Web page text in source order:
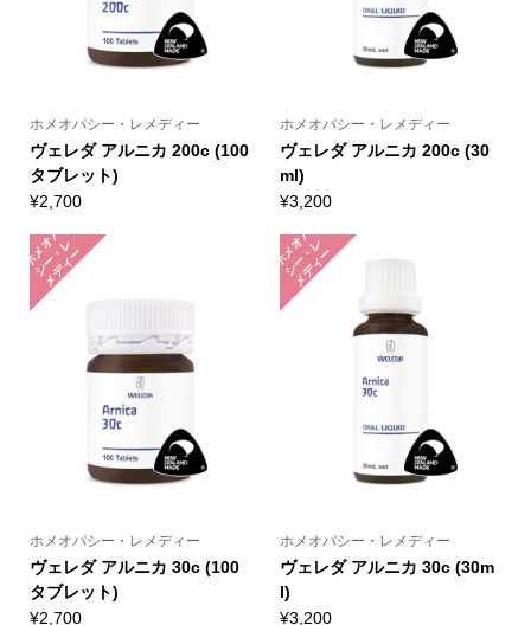
ホメオパシー・レメディー
ヴェレダ アルニカ 200c (100
タブレット)
¥2,700
ホメオパシー・レメディー
ヴェレダ アルニカ 200c (30
ml)
¥3,200
ホ
メ
オ
パ
シ
ー
・
レ
メ
デ
ィ
ー
ホメオパシー・レメディー
ヴェレダ アルニカ 30c (100
タブレット)
¥2,700
ホ
メ
オ
パ
シ
ー
・
レ
メ
デ
ィ
ー
ホメオパシー・レメディー
ヴェレダ アルニカ 30c (30m
l)
¥3,200